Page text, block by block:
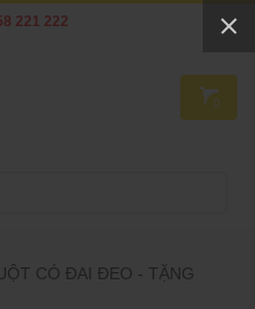
CÓ ĐAI ĐEO - TẶNG
221 222
0